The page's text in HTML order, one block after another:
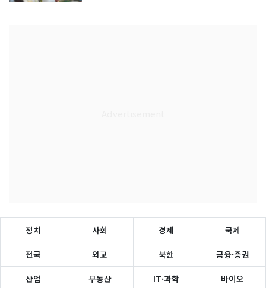
정치 사회 경제 국제
전국 외교 북한 금융·증권
산업 부동산 IT·과학 바이오